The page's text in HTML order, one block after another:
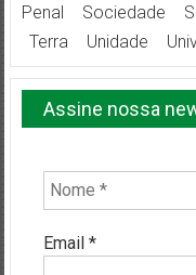
Penal
Sociedade
Terra
Unidade
Assine nossa
Email *